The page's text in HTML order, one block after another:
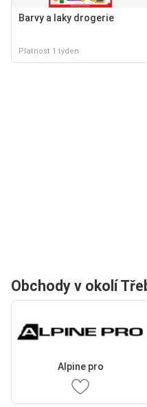
Barvy a laky drogerie
Platnost 1 týden
Obchody v okolí
Alpine pro